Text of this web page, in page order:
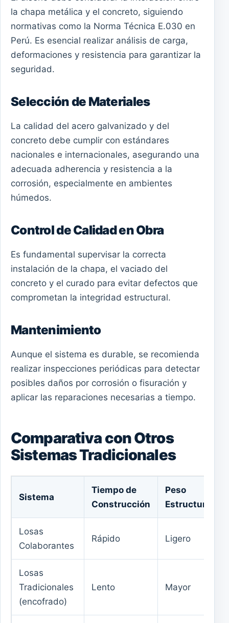
la chapa metálica y el concreto, siguiendo
normativas como la Norma Técnica E.030 en
Perú. Es esencial realizar análisis de carga,
deformaciones y resistencia para garantizar la
seguridad.
Selección de Materiales
La calidad del acero galvanizado y del
concreto debe cumplir con estándares
nacionales e internacionales, asegurando una
adecuada adherencia y resistencia a la
corrosión, especialmente en ambientes
húmedos.
Control de Calidad en Obra
Es fundamental supervisar la correcta
instalación de la chapa, el vaciado del
concreto y el curado para evitar defectos que
comprometan la integridad estructural.
Mantenimiento
Aunque el sistema es durable, se recomienda
realizar inspecciones periódicas para detectar
posibles daños por corrosión o fisuración y
aplicar las reparaciones necesarias a tiempo.
Comparativa con Otros
Sistemas Tradicionales
Sistema
Tiempo de
Construcción
Peso
Estructural
Losas
Colaborantes
Rápido Ligero
Losas
Tradicionales
(encofrado)
Lento Mayor